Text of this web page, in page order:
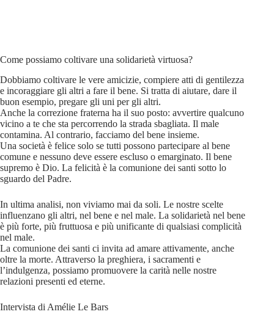
Come possiamo coltivare una solidarietà virtuosa?
Dobbiamo coltivare le vere amicizie, compiere atti di gentilezza
e incoraggiare gli altri a fare il bene. Si tratta di aiutare, dare il
buon esempio, pregare gli uni per gli altri.
Anche la correzione fraterna ha il suo posto: avvertire qualcuno
vicino a te che sta percorrendo la strada sbagliata. Il male
contamina. Al contrario, facciamo del bene insieme.
Una società è felice solo se tutti possono partecipare al bene
comune e nessuno deve essere escluso o emarginato. Il bene
supremo è Dio. La felicità è la comunione dei santi sotto lo
sguardo del Padre.
In ultima analisi, non viviamo mai da soli. Le nostre scelte
influenzano gli altri, nel bene e nel male. La solidarietà nel bene
è più forte, più fruttuosa e più unificante di qualsiasi complicità
nel male.
La comunione dei santi ci invita ad amare attivamente, anche
oltre la morte. Attraverso la preghiera, i sacramenti e
l’indulgenza, possiamo promuovere la carità nelle nostre
relazioni presenti ed eterne.
Intervista di Amélie Le Bars